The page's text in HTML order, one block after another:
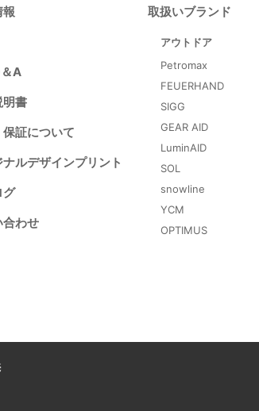
報
A
明書
証について
ナルデザインプリント
グ
合わせ
取扱いブランド
アウトドア
Petromax
FEUERHAND
SIGG
GEAR AID
LuminAID
SOL
snowline
YCM
OPTIMUS